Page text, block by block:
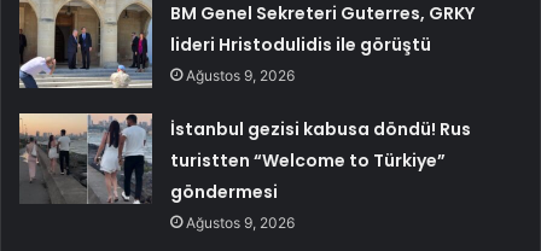
BM Genel Sekreteri Guterres, GRKY
lideri Hristodulidis ile görüştü
Ağustos 9, 2026
İstanbul gezisi kabusa döndü! Rus
turistten “Welcome to Türkiye”
göndermesi
Ağustos 9, 2026